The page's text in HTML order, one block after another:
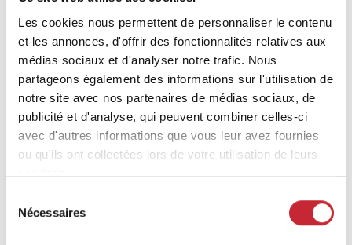
Les cookies nous permettent de personnaliser le contenu
et les annonces, d'offrir des fonctionnalités relatives aux
médias sociaux et d'analyser notre trafic. Nous
partageons également des informations sur l'utilisation de
notre site avec nos partenaires de médias sociaux, de
publicité et d'analyse, qui peuvent combiner celles-ci
avec d'autres informations que vous leur avez fournies
ou qu'ils ont collectées lors de votre utilisation de leurs
services.
Nécessaires
179 x 62 x 45
Trouvez votre revendeur le
plus proche dans notre
réseau.